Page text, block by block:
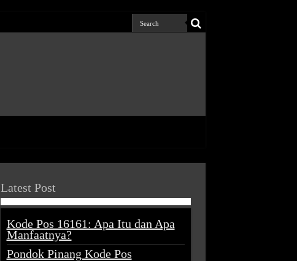
Latest Post
Kode Pos 16161: Apa Itu dan Apa
Manfaatnya?
Pondok Pinang Kode Pos